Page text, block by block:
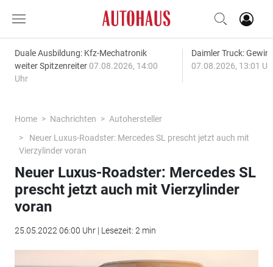
Duale Ausbildung: Kfz-Mechatronik
weiter Spitzenreiter 07.08.2026, 14:00
Uhr
Daimler Truck:
07.08.2026, 13:01
Home Nachrichten
Autohersteller
Neuer Luxus-Roadster: Mercedes SL prescht jetzt auch mit
Vierzylinder voran
Neuer Luxus-Roadster: Mercedes SL
prescht jetzt auch mit Vierzylinder
voran
25.05.2022 06:00 Uhr | Lesezeit: 2 min